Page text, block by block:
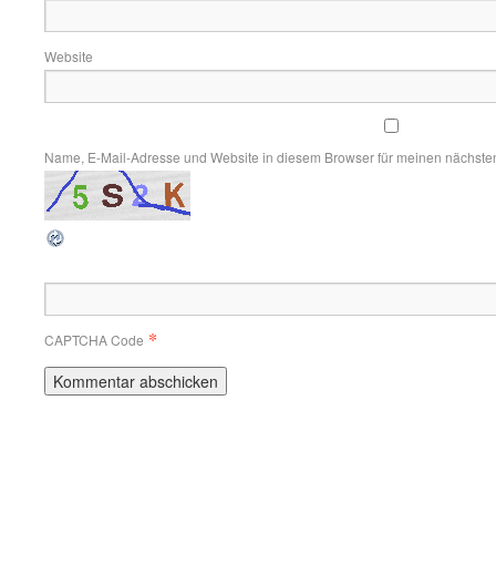
Website
Name, E-Mail-Adresse und Website in diesem Browser für meinen
CAPTCHA Code *